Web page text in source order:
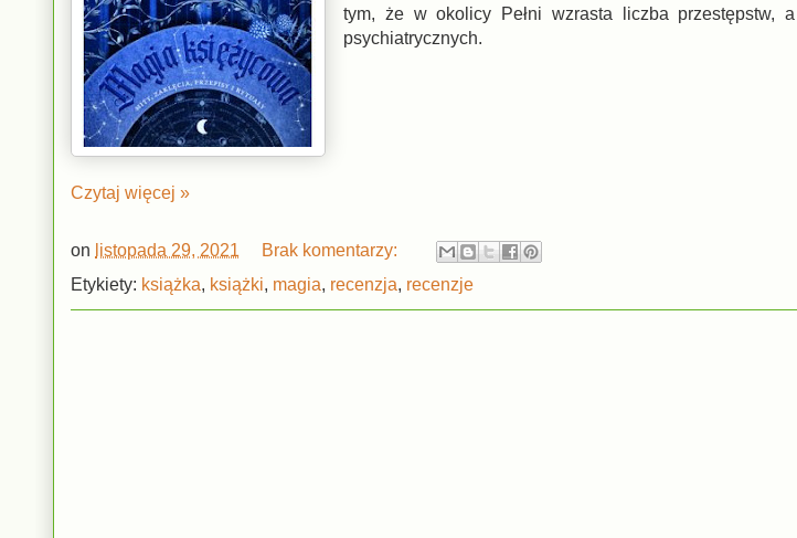
tym, że w okolicy Pełni wzrasta liczba przestępstw,
psychiatrycznych.
Czytaj więcej »
on listopada 29, 2021
Brak komentarzy:
Etykiety: książka, książki, magia, recenzja, recenzje